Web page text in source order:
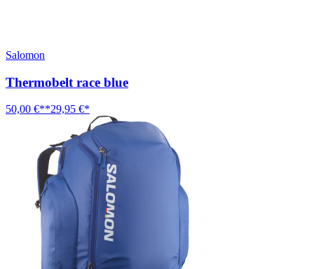
Salomon
Thermobelt race blue
50,00 €**29,95 €*